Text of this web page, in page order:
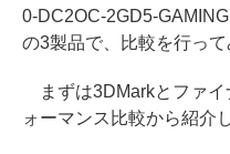
0-DC2OC-2GD5-
の3製品で、比較を行って
まずは3DMarkとファイ
ォーマンス比較から紹介